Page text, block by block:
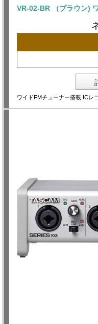
VR-02-BR （ブラウン)
ワイドFMチューナー搭載 ICレ